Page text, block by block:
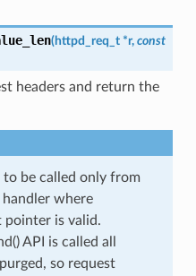
(httpd_req_t *r, const
headers and return the
to be called only from
where
pointer is valid.
API is called all
so request